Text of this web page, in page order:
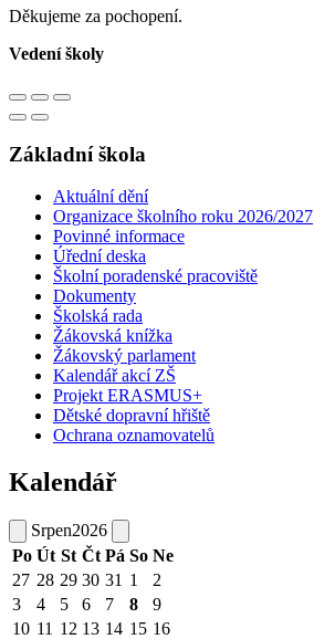
Děkujeme za pochopení.
Vedení školy
Základní škola
Aktuální dění
Organizace školního roku 2026/2027
Povinné informace
Úřední deska
Školní poradenské pracoviště
Dokumenty
Školská rada
Žákovská knížka
Žákovský parlament
Kalendář akcí ZŠ
Projekt ERASMUS+
Dětské dopravní hřiště
Ochrana oznamovatelů
Kalendář
Srpen2026
Po Út St Čt Pá So Ne
27 28 29 30 31 1
2
3
4 5 6 7 8
9
10 11 12 13 14 15 16